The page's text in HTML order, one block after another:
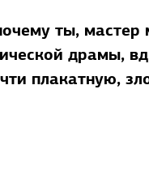
ты,
драмы,
плакатную,